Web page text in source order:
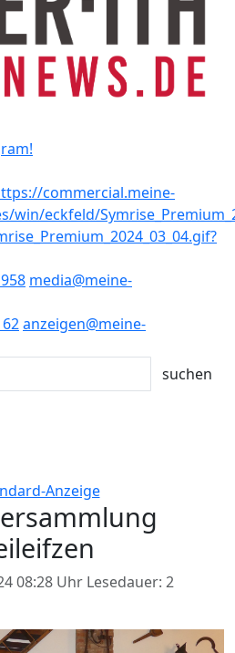
media@meine-
anzeigen@meine-
08:28 Uhr Lesedauer: 2